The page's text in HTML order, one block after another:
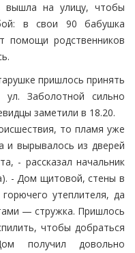
вышла на улицу, чтобы
в свои 90 бабушка
помощи родственников
пришлось принять
Заболотной сильно
заметили в 18.20.
то пламя уже
и вырывалось из дверей
- рассказал начальник
- Дом щитовой, стены в
утеплителя, да
— стружка. Пришлось
чтобы добраться
получил довольно